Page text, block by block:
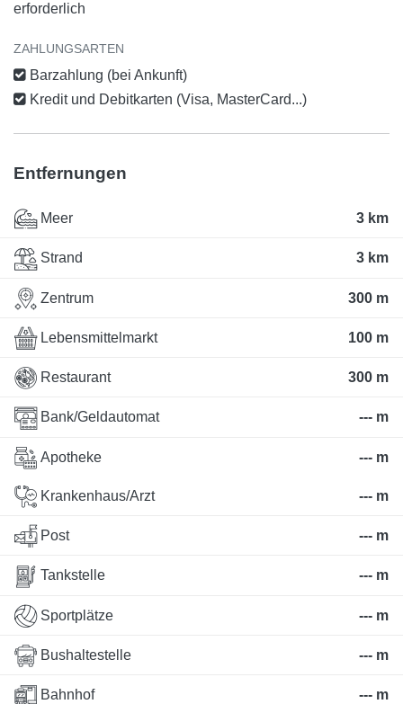
erforderlich
ZAHLUNGSARTEN
Barzahlung (bei Ankunft)
Kredit und Debitkarten (Visa, MasterCard...)
Entfernungen
Meer 3 km
Strand 3 km
Zentrum 300 m
Lebensmittelmarkt 100 m
Restaurant 300 m
Bank/Geldautomat --- m
Apotheke --- m
Krankenhaus/Arzt --- m
Post --- m
Tankstelle --- m
Sportplätze --- m
Bushaltestelle --- m
Bahnhof --- m